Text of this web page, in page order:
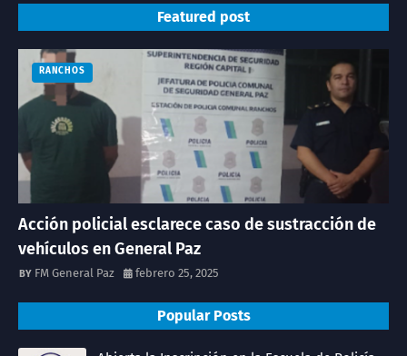
Featured post
RANCHOS
Acción policial esclarece caso de sustracción de
vehículos en General Paz
FM General Paz febrero 25, 2025
Popular Posts